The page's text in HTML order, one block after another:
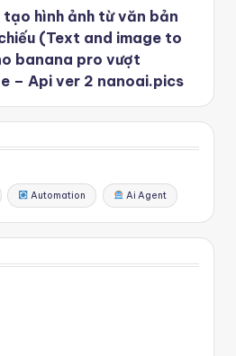
hình ảnh từ văn bản
(Text and image to
banana pro vượt
– Api ver 2 nanoai.pics
Automation Ai Agent